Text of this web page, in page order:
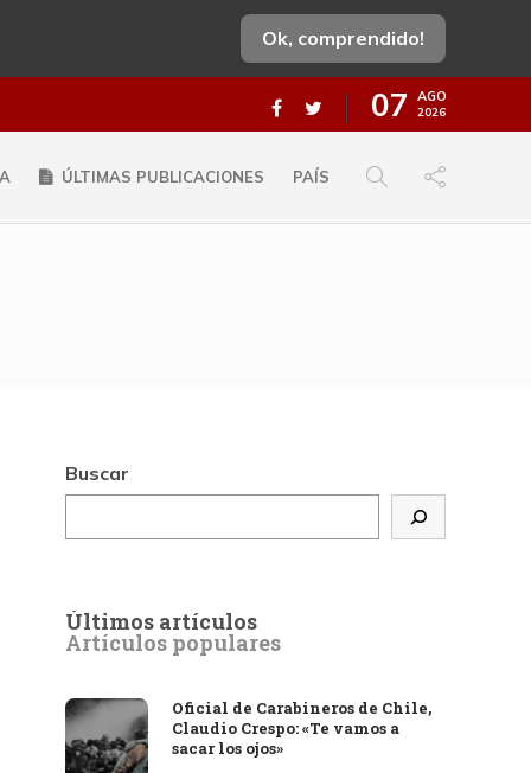
Ok, comprendido!
07 AGO
2026
ÚLTIMAS PUBLICACIONES PAÍS
Buscar
Últimos artículos
Artículos populares
Oficial de Carabineros de Chile,
Claudio Crespo: «Te vamos a
sacar los ojos»